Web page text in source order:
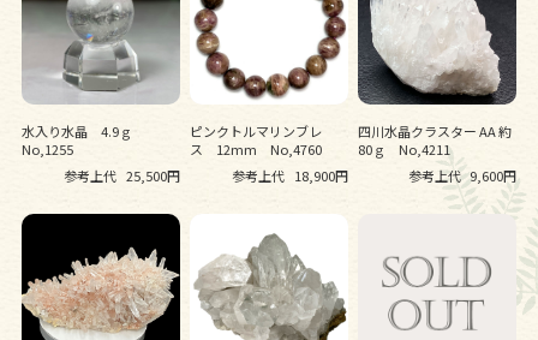
水入り水晶 4.9ｇ
No,1255
参考上代 25,500円
ピンクトルマリンブレ
ス 12mm No,4760
参考上代 18,900円
四川水晶クラスター AA 約
80ｇ No,4211
参考上代 9,600円